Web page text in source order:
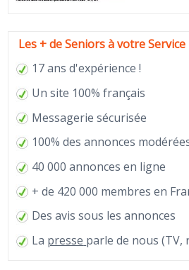
Les + de Seniors à votre Service
17 ans d'expérience !
Un site 100% français
Messagerie sécurisée
100% des annonces
40 000 annonces en ligne
+ de 420 000 membres en
Des avis sous les annonces
La presse parle de nous (TV,